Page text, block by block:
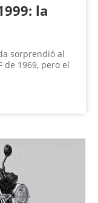
la
sorprendió al
de 1969, pero el